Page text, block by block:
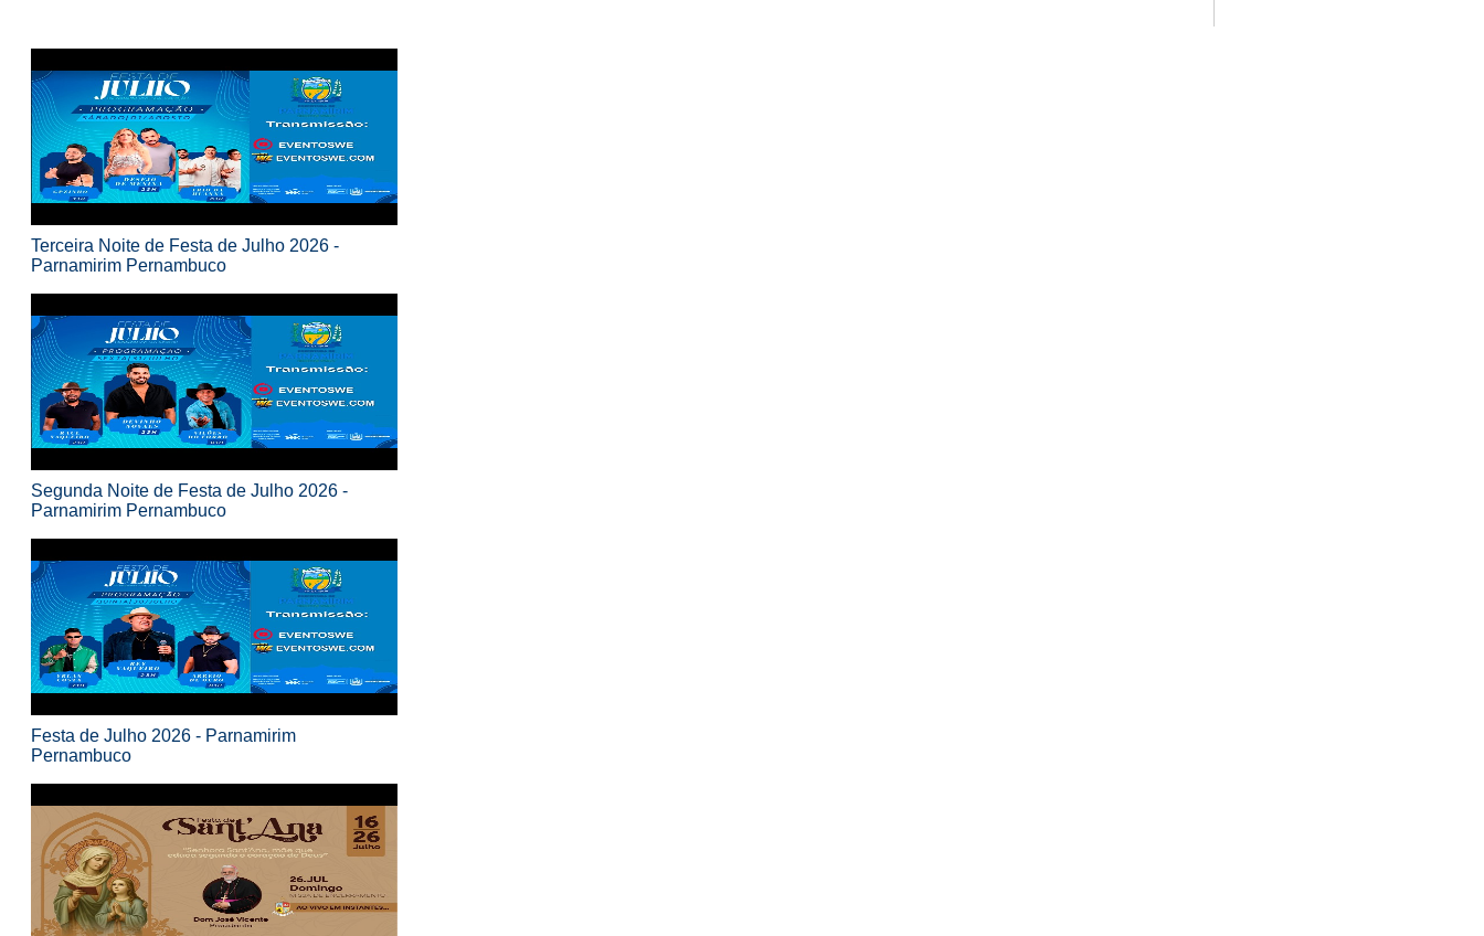
Terceira Noite de Festa de Julho 2026 -
Parnamirim Pernambuco
Segunda Noite de Festa de Julho 2026 -
Parnamirim Pernambuco
Festa de Julho 2026 - Parnamirim
Pernambuco